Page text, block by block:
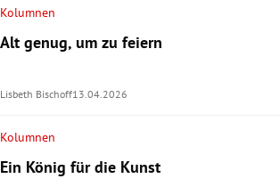
Kolumnen
Alt genug, um zu feiern
Lisbeth Bischoff13.04.2026
Kolumnen
Ein König für die Kunst